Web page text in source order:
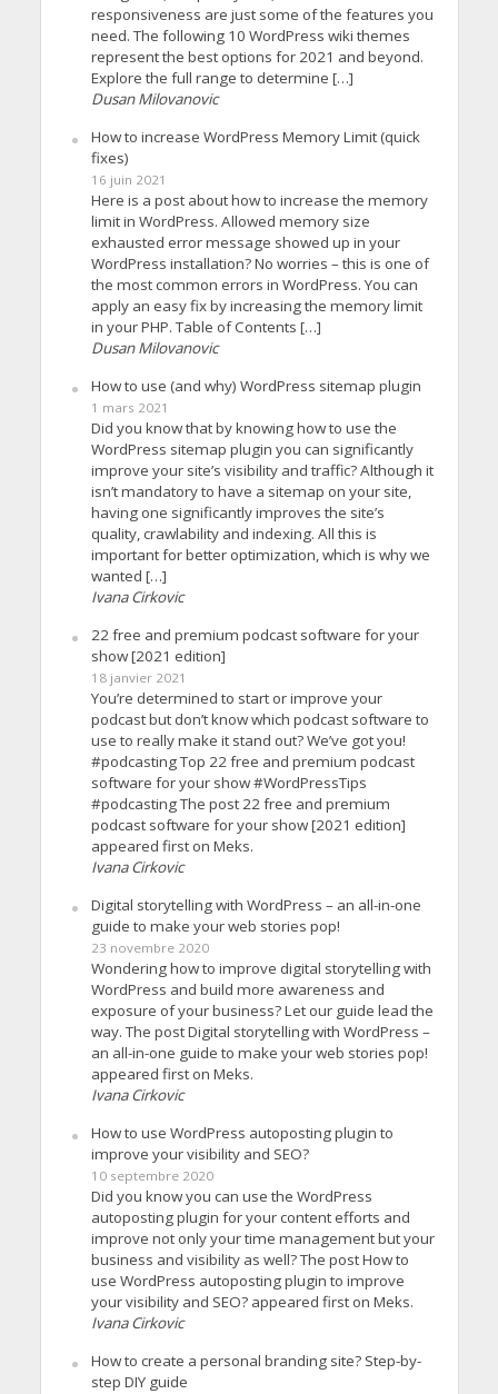
responsiveness are just some of the features you
need. The following 10 WordPress wiki themes
represent the best options for 2021 and beyond.
Explore the full range to determine […]
Dusan Milovanovic
How to increase WordPress Memory Limit (quick
fixes)
16 juin 2021
Here is a post about how to increase the memory
limit in WordPress. Allowed memory size
exhausted error message showed up in your
WordPress installation? No worries – this is one of
the most common errors in WordPress. You can
apply an easy fix by increasing the memory limit
in your PHP. Table of Contents […]
Dusan Milovanovic
How to use (and why) WordPress sitemap plugin
1 mars 2021
Did you know that by knowing how to use the
WordPress sitemap plugin you can significantly
improve your site’s visibility and traffic? Although it
isn’t mandatory to have a sitemap on your site,
having one significantly improves the site’s
quality, crawlability and indexing. All this is
important for better optimization, which is why we
wanted […]
Ivana Cirkovic
22 free and premium podcast software for your
show [2021 edition]
18 janvier 2021
You’re determined to start or improve your
podcast but don’t know which podcast software to
use to really make it stand out? We’ve got you!
#podcasting Top 22 free and premium podcast
software for your show #WordPressTips
#podcasting The post 22 free and premium
podcast software for your show [2021 edition]
appeared first on Meks.
Ivana Cirkovic
Digital storytelling with WordPress – an all-in-one
guide to make your web stories pop!
23 novembre 2020
Wondering how to improve digital storytelling with
WordPress and build more awareness and
exposure of your business? Let our guide lead the
way. The post Digital storytelling with WordPress –
an all-in-one guide to make your web stories pop!
appeared first on Meks.
Ivana Cirkovic
How to use WordPress autoposting plugin to
improve your visibility and SEO?
10 septembre 2020
Did you know you can use the WordPress
autoposting plugin for your content efforts and
improve not only your time management but your
business and visibility as well? The post How to
use WordPress autoposting plugin to improve
your visibility and SEO? appeared first on Meks.
Ivana Cirkovic
How to create a personal branding site? Step-by-
step DIY guide